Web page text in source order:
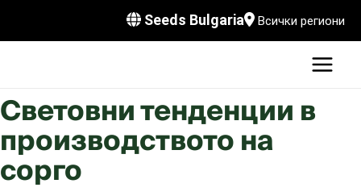
Seeds Bulgaria Всички региони
Световни тенденции в
производството на
сорго